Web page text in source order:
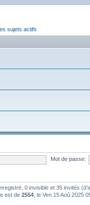
sujets actifs
Mot de passe:
0 invisible et 35 invités
est de 2554 , le Ven 15 Aoû 2025